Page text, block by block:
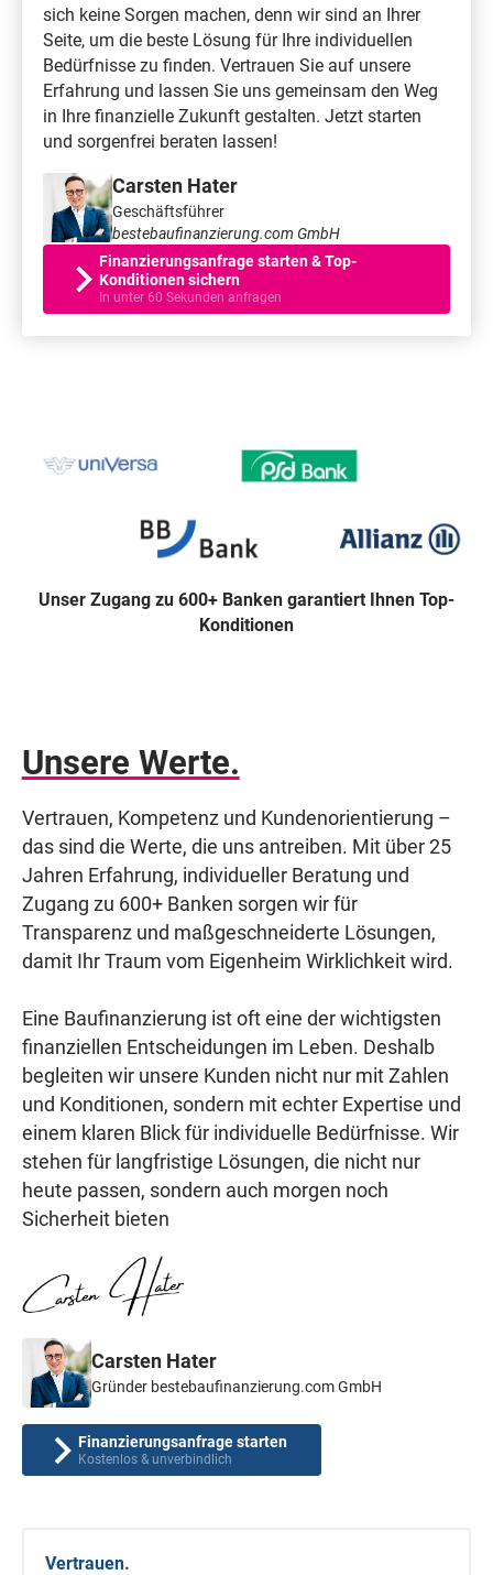
sich keine Sorgen machen, denn wir sind an Ihrer
Seite, um die beste Lösung für Ihre individuellen
Bedürfnisse zu finden. Vertrauen Sie auf unsere
Erfahrung und lassen Sie uns gemeinsam den Weg
in Ihre finanzielle Zukunft gestalten. Jetzt starten
und sorgenfrei beraten lassen!
Carsten Hater
Geschäftsführer
bestebaufinanzierung.com GmbH
Finanzierungsanfrage starten & Top-
Konditionen sichern
In unter 60 Sekunden anfragen
Unser Zugang zu 600+ Banken garantiert Ihnen Top-
Konditionen
Unsere Werte.
Vertrauen, Kompetenz und Kundenorientierung –
das sind die Werte, die uns antreiben. Mit über 25
Jahren Erfahrung, individueller Beratung und
Zugang zu 600+ Banken sorgen wir für
Transparenz und maßgeschneiderte Lösungen,
damit Ihr Traum vom Eigenheim Wirklichkeit wird.
Eine Baufinanzierung ist oft eine der wichtigsten
finanziellen Entscheidungen im Leben. Deshalb
begleiten wir unsere Kunden nicht nur mit Zahlen
und Konditionen, sondern mit echter Expertise und
einem klaren Blick für individuelle Bedürfnisse. Wir
stehen für langfristige Lösungen, die nicht nur
heute passen, sondern auch morgen noch
Sicherheit bieten
Carsten Hater
Gründer bestebaufinanzierung.com GmbH
Finanzierungsanfrage starten
Kostenlos & unverbindlich
Vertrauen.